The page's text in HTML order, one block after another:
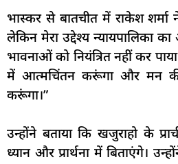
भास्कर से बातचीत में राकेश
लेकिन मेरा उद्देश्य न्यायपालिका
भावनाओं को नियंत्रित नहीं कर
में आत्मचिंतन करूंगा और मन
करूंगा।”
उन्होंने बताया कि खजुराहो के
ध्यान और प्रार्थना में बिताएंगे।